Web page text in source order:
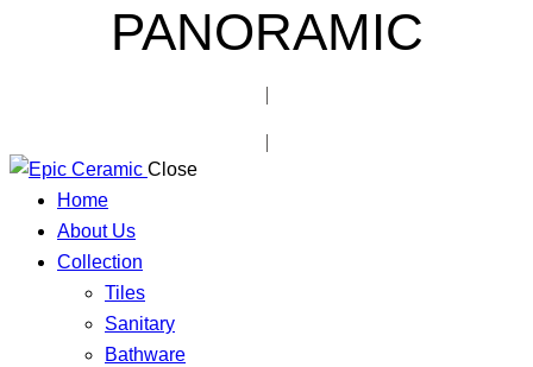
PANORAMIC
Close
Home
About Us
Collection
Tiles
Sanitary
Bathware